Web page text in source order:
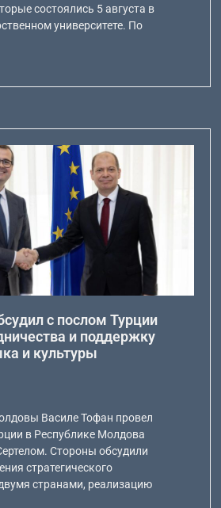
состоялись 5 августа в
университете. По
с послом Турции
и поддержку
и культуры
Василе Тофан провел
в Республике Молдова
Стороны обсудили
стратегического
странами, реализацию